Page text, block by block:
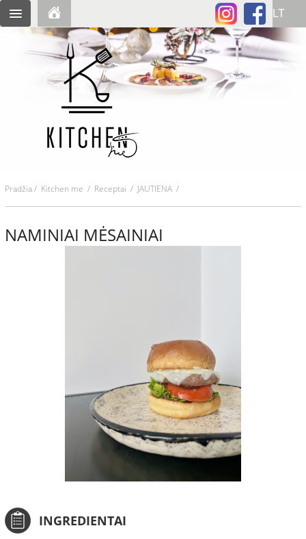
Pradžia/ Kitchen me / Receptai / JAUTIENA /
NAMINIAI MĖSAINIAI
INGREDIENTAI